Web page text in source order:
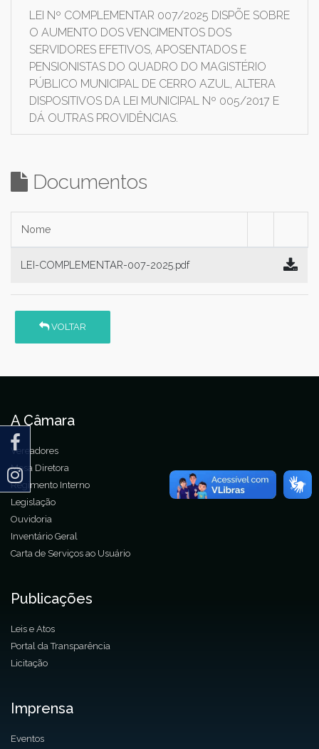
LEI Nº COMPLEMENTAR 007/2025 DISPÕE SOBRE
O AUMENTO DOS VENCIMENTOS DOS
SERVIDORES EFETIVOS, APOSENTADOS E
PENSIONISTAS DO QUADRO DO MAGISTÉRIO
PÚBLICO MUNICIPAL DE CERRO AZUL, ALTERA
DISPOSITIVOS DA LEI MUNICIPAL Nº 005/2017 E
DÁ OUTRAS PROVIDÊNCIAS.
Documentos
Nome
LEI-COMPLEMENTAR-007-2025.pdf
VOLTAR
A Câmara
Vereadores
Mesa Diretora
Regimento Interno
Legislação
Ouvidoria
Inventário Geral
Carta de Serviços ao Usuário
Publicações
Leis e Atos
Portal da Transparência
Licitação
Imprensa
Eventos